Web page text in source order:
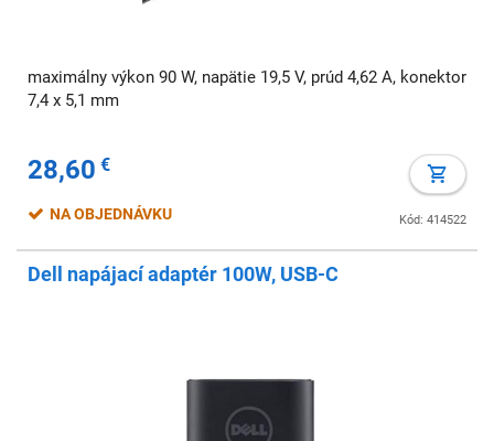
maximálny výkon 90 W, napätie 19,5 V, prúd 4,62 A, konektor
7,4 x 5,1 mm
28,60 €
Kód: 414522
NA OBJEDNÁVKU
Dell napájací adaptér 100W, USB-C